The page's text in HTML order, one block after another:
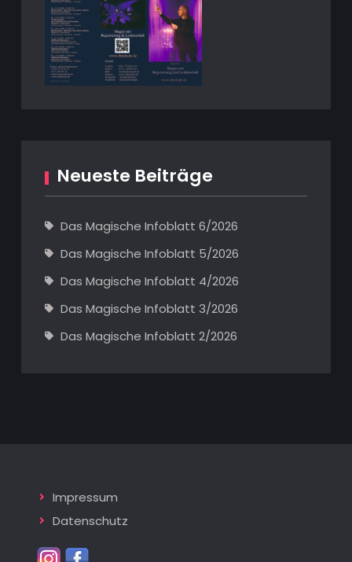
Neueste Beiträge
Das Magische Infoblatt 6/2026
Das Magische Infoblatt 5/2026
Das Magische Infoblatt 4/2026
Das Magische Infoblatt 3/2026
Das Magische Infoblatt 2/2026
Impressum
Datenschutz